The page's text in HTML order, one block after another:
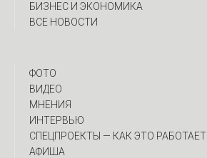
БИЗНЕС И ЭКОНОМИКА
ВСЕ НОВОСТИ
ФОТО
ВИДЕО
МНЕНИЯ
ИНТЕРВЬЮ
CПЕЦПРОЕКТЫ — КАК ЭТО РАБОТАЕТ
АФИША